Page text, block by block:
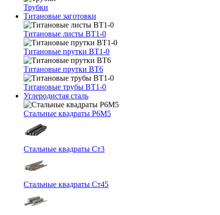
Трубки
Титановые заготовки
Титановые листы ВТ1-0
Титановые прутки ВТ1-0
Титановые прутки ВТ6
Титановые трубы ВТ1-0
Углеродистая сталь
Стальные квадраты Р6М5
Стальные квадраты Ст3
Стальные квадраты Ст45